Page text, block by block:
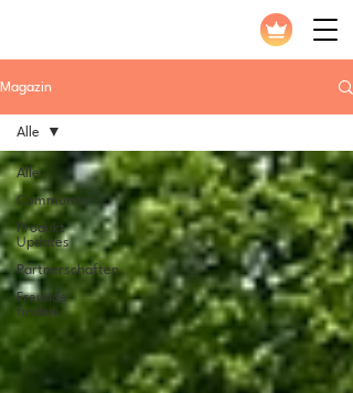
Magazin
Alle
Community
Produkt
Updates
Partnerschaften
Freunde
finden
Alle